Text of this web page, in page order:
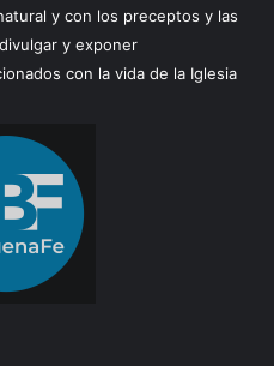
y con los preceptos y las
y exponer
con la vida de la Iglesia